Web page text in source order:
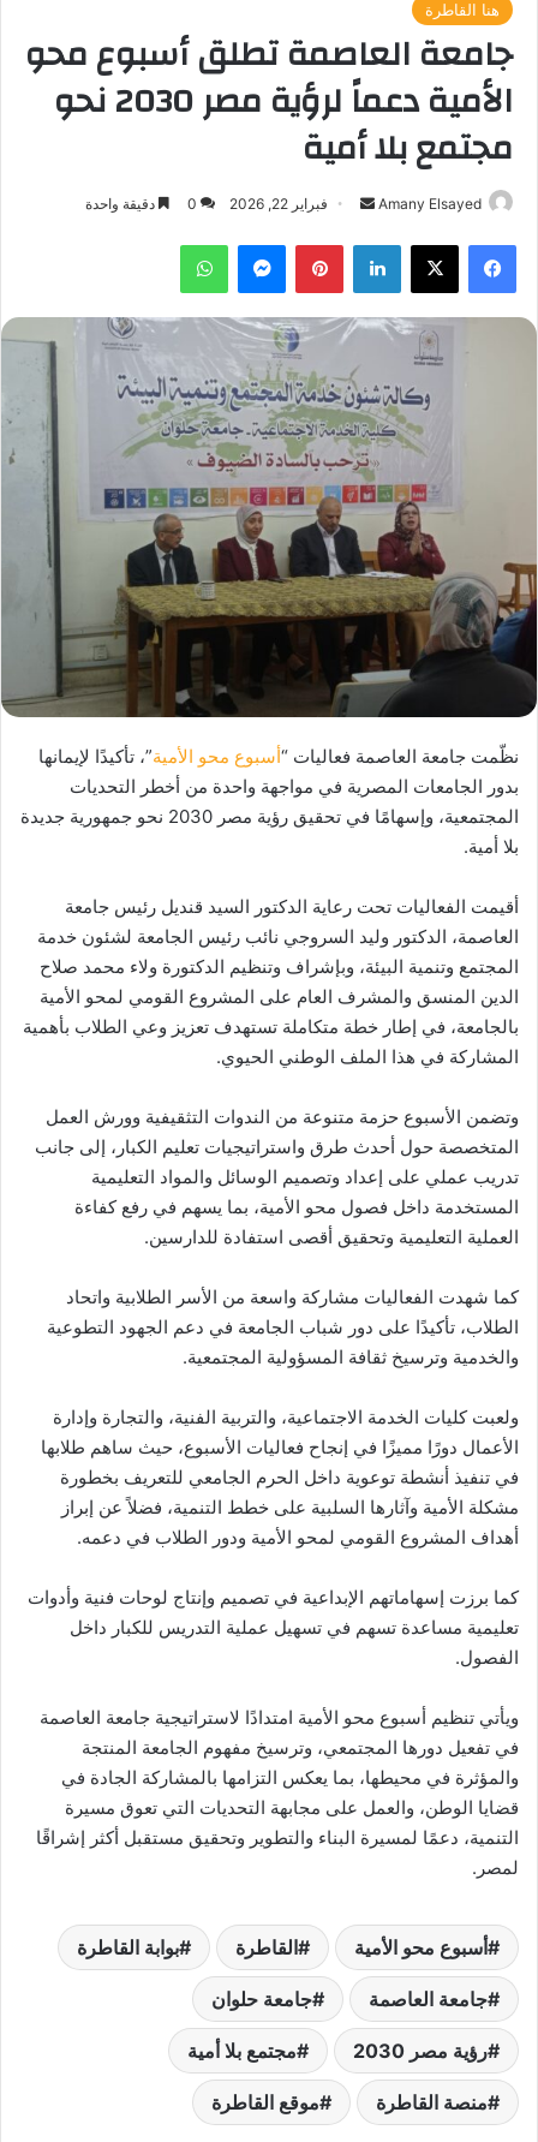
هنا القاطرة
جامعة العاصمة تطلق أسبوع محو
الأمية دعماً لرؤية مصر 2030 نحو
مجتمع بلا أمية
Amany Elsayed
أرسل
إلكترونيا
فبراير 22, 2026 0 دقيقة واحدة
فيسبوك ‫X لينكدإن بينتيريستماسنجر واتساب
نظّمت جامعة العاصمة فعاليات “أسبوع محو الأمية”، تأكيدًا لإيمانها
بدور الجامعات المصرية في مواجهة واحدة من أخطر التحديات
المجتمعية، وإسهامًا في تحقيق رؤية مصر 2030 نحو جمهورية جديدة
بلا أمية.
أقيمت الفعاليات تحت رعاية الدكتور السيد قنديل رئيس جامعة
العاصمة، الدكتور وليد السروجي نائب رئيس الجامعة لشئون خدمة
المجتمع وتنمية البيئة، وبإشراف وتنظيم الدكتورة ولاء محمد صلاح
الدين المنسق والمشرف العام على المشروع القومي لمحو الأمية
بالجامعة، في إطار خطة متكاملة تستهدف تعزيز وعي الطلاب بأهمية
المشاركة في هذا الملف الوطني الحيوي.
وتضمن الأسبوع حزمة متنوعة من الندوات التثقيفية وورش العمل
المتخصصة حول أحدث طرق واستراتيجيات تعليم الكبار، إلى جانب
تدريب عملي على إعداد وتصميم الوسائل والمواد التعليمية
المستخدمة داخل فصول محو الأمية، بما يسهم في رفع كفاءة
العملية التعليمية وتحقيق أقصى استفادة للدارسين.
كما شهدت الفعاليات مشاركة واسعة من الأسر الطلابية واتحاد
الطلاب، تأكيدًا على دور شباب الجامعة في دعم الجهود التطوعية
والخدمية وترسيخ ثقافة المسؤولية المجتمعية.
ولعبت كليات الخدمة الاجتماعية، والتربية الفنية، والتجارة وإدارة
الأعمال دورًا مميزًا في إنجاح فعاليات الأسبوع، حيث ساهم طلابها
في تنفيذ أنشطة توعوية داخل الحرم الجامعي للتعريف بخطورة
مشكلة الأمية وآثارها السلبية على خطط التنمية، فضلاً عن إبراز
أهداف المشروع القومي لمحو الأمية ودور الطلاب في دعمه.
كما برزت إسهاماتهم الإبداعية في تصميم وإنتاج لوحات فنية وأدوات
تعليمية مساعدة تسهم في تسهيل عملية التدريس للكبار داخل
الفصول.
ويأتي تنظيم أسبوع محو الأمية امتدادًا لاستراتيجية جامعة العاصمة
في تفعيل دورها المجتمعي، وترسيخ مفهوم الجامعة المنتجة
والمؤثرة في محيطها، بما يعكس التزامها بالمشاركة الجادة في
قضايا الوطن، والعمل على مجابهة التحديات التي تعوق مسيرة
التنمية، دعمًا لمسيرة البناء والتطوير وتحقيق مستقبل أكثر إشراقًا
لمصر.
أسبوع محو الأمية القاطرة بوابة القاطرة
جامعة العاصمة جامعة حلوان
رؤية مصر 2030 مجتمع بلا أمية
منصة القاطرة موقع القاطرة